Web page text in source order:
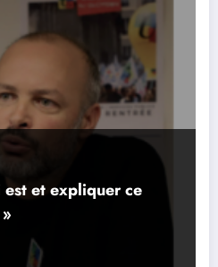
et expliquer ce